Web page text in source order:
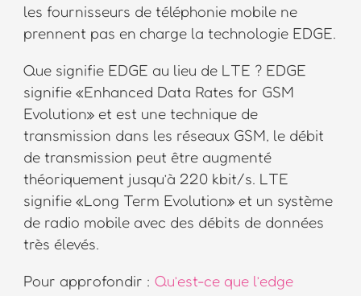
les fournisseurs de téléphonie mobile ne
prennent pas en charge la technologie EDGE.
Que signifie EDGE au lieu de LTE ? EDGE
signifie «Enhanced Data Rates for GSM
Evolution» et est une technique de
transmission dans les réseaux GSM, le débit
de transmission peut être augmenté
théoriquement jusqu’à 220 kbit/s. LTE
signifie «Long Term Evolution» et un système
de radio mobile avec des débits de données
très élevés.
Pour approfondir : Qu’est-ce que l’edge